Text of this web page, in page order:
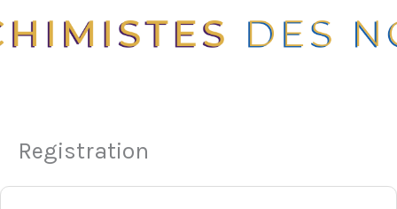
Registration